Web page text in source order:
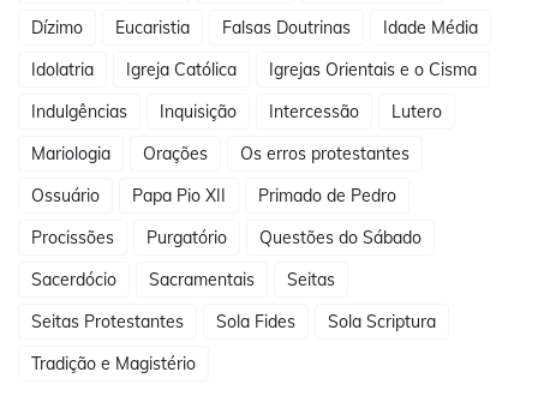
Dízimo
Eucaristia Falsas Doutrinas
Idade Média
Idolatria
Igreja Católica
Igrejas Orientais e o Cisma
Indulgências
Inquisição Intercessão
Lutero
Mariologia
Orações
Os erros protestantes
Ossuário
Papa Pio XII
Primado de Pedro
Procissões
Purgatório
Questões do Sábado
Sacerdócio
Sacramentais
Seitas
Seitas Protestantes
Sola Fides
Sola Scriptura
Tradição e Magistério